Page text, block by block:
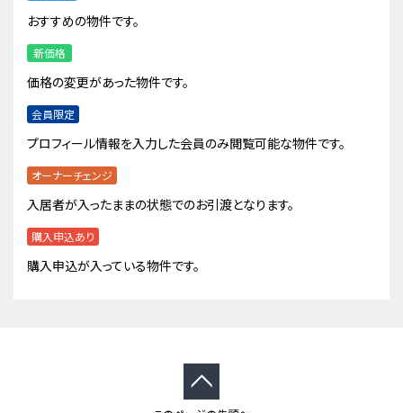
おすすめの物件です。
新価格
価格の変更があった物件です。
会員限定
プロフィール情報を入力した会員のみ閲覧可能な物件です。
オーナーチェンジ
入居者が入ったままの状態でのお引渡となります。
購入申込あり
購入申込が入っている物件です。